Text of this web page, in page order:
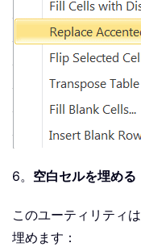
6。 空白セルを埋める
このユーティリティ
埋めます：